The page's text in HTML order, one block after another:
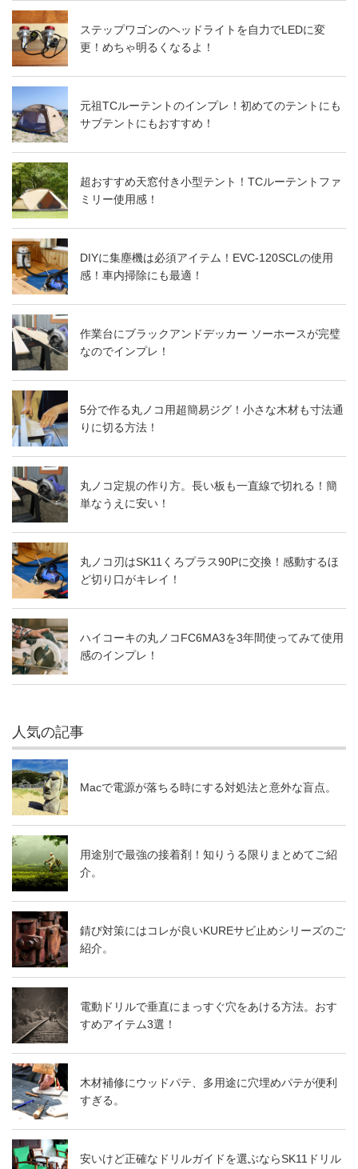
ステップワゴンのヘッドライトを自力でLEDに変
更！めちゃ明るくなるよ！
元祖TCルーテントのインプレ！初めてのテントにも
サブテントにもおすすめ！
超おすすめ天窓付き小型テント！TCルーテントファ
ミリー使用感！
DIYに集塵機は必須アイテム！EVC-120SCLの使用
感！車内掃除にも最適！
作業台にブラックアンドデッカー ソーホースが完璧
なのでインプレ！
5分で作る丸ノコ用超簡易ジグ！小さな木材も寸法通
りに切る方法！
丸ノコ定規の作り方。長い板も一直線で切れる！簡
単なうえに安い！
丸ノコ刃はSK11くろプラス90Pに交換！感動するほ
ど切り口がキレイ！
ハイコーキの丸ノコFC6MA3を3年間使ってみて使用
感のインプレ！
人気の記事
Macで電源が落ちる時にする対処法と意外な盲点。
用途別で最強の接着剤！知りうる限りまとめてご紹
介。
錆び対策にはコレが良いKUREサビ止めシリーズのご
紹介。
電動ドリルで垂直にまっすぐ穴をあける方法。おす
すめアイテム3選！
木材補修にウッドパテ、多用途に穴埋めパテが便利
すぎる。
安いけど正確なドリルガイドを選ぶならSK11ドリル